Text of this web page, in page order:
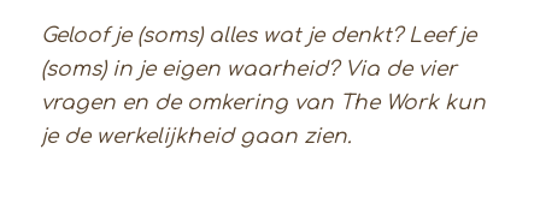
Geloof je (soms) alles wat je denkt? Leef je
(soms) in je eigen waarheid? Via de vier
vragen en de omkering van The Work kun
je de werkelijkheid gaan zien.